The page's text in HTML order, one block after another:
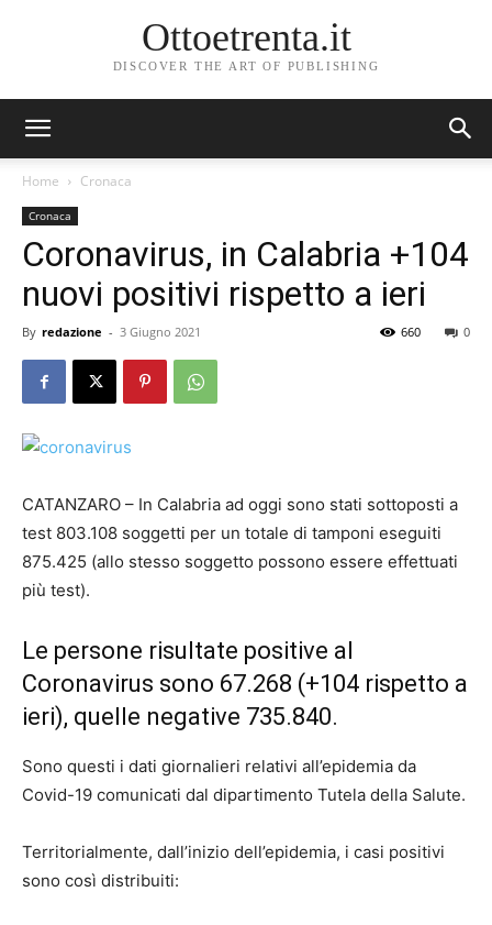
Ottoetrenta.it
DISCOVER THE ART OF PUBLISHING
Home Cronaca
Cronaca
Coronavirus, in Calabria +104
nuovi positivi rispetto a ieri
By redazione - 3 Giugno 2021 0
660
CATANZARO – In Calabria ad oggi sono stati sottoposti a
test 803.108 soggetti per un totale di tamponi eseguiti
875.425 (allo stesso soggetto possono essere effettuati
più test).
Le persone risultate positive al
Coronavirus sono 67.268 (+104 rispetto a
ieri), quelle negative 735.840.
Sono questi i dati giornalieri relativi all’epidemia da
Covid-19 comunicati dal dipartimento Tutela della Salute.
Territorialmente, dall’inizio dell’epidemia, i casi positivi
sono così distribuiti: